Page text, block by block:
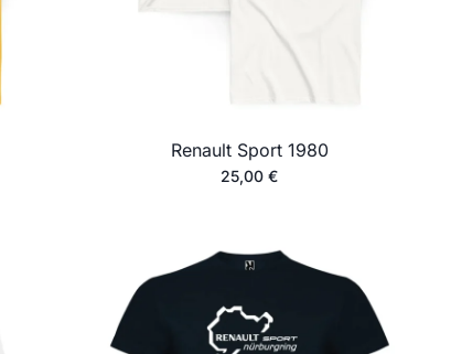
Renault Sport 1980
25,00 €